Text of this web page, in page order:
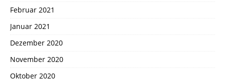
Februar 2021
Januar 2021
Dezember 2020
November 2020
Oktober 2020